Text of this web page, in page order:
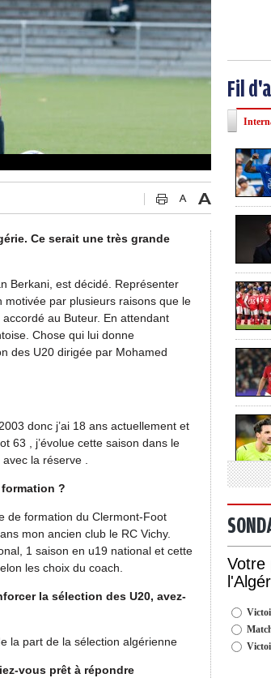
Ce serait une très grande
Berkani, est décidé. Représenter
motivée par plusieurs raisons que le
au Buteur. En attendant
Chose qui lui donne
des U20 dirigée par Mohamed
donc j’ai 18 ans actuellement et
63 , j’évolue cette saison dans le
la réserve .
?
de formation du Clermont-Foot
mon ancien club le RC Vichy.
1 saison en u19 national et cette
les choix du coach.
la sélection des U20, avez-
la part de la sélection algérienne
vous prêt à répondre
Fil
Votre